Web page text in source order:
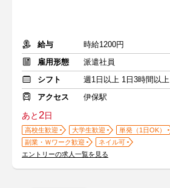
給与
時給1200円
雇用形態
派遣社員
シフト
週1日以上 1日3時間以上
アクセス
伊保駅
あと2日
高校生歓迎 大学生歓迎
単発（1日OK）
副業・Ｗワーク歓迎
ネイル可
エントリーの求人一覧を見る